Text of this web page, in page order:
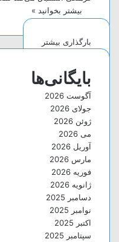
بیشتر بخوانید »
بارگذاری بیشتر
بایگانی‌ها
آگوست 2026
جولای 2026
ژوئن 2026
می 2026
آوریل 2026
مارس 2026
فوریه 2026
ژانویه 2026
دسامبر 2025
نوامبر 2025
اکتبر 2025
سپتامبر 2025